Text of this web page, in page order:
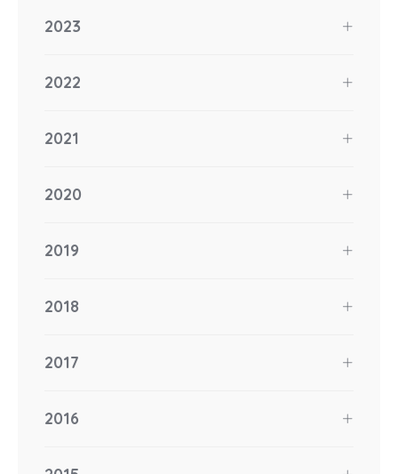
2023
2022
2021
2020
2019
2018
2017
2016